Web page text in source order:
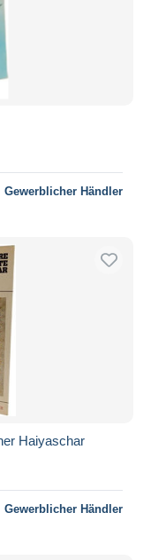
Gewerblicher Händler
Haiyaschar
Gewerblicher Händler